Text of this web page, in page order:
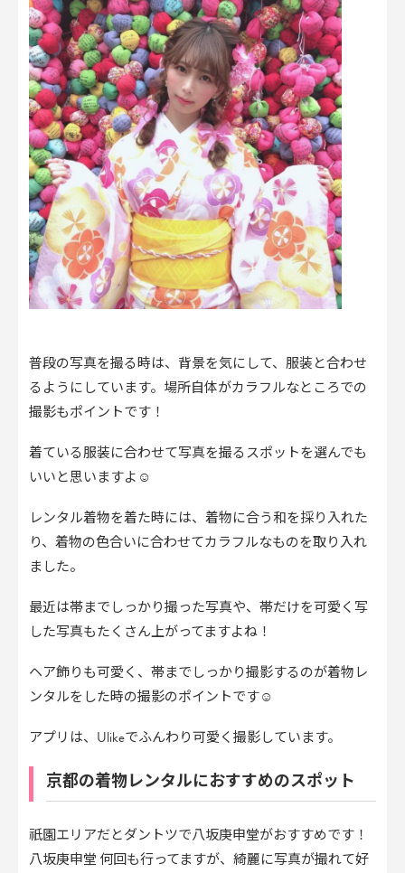
普段の写真を撮る時は、背景を気にして、服装と合わせ
るようにしています。場所自体がカラフルなところでの
撮影もポイントです！
着ている服装に合わせて写真を撮るスポットを選んでも
いいと思いますよ☺︎
レンタル着物を着た時には、着物に合う和を採り入れた
り、着物の色合いに合わせてカラフルなものを取り入れ
ました。
最近は帯までしっかり撮った写真や、帯だけを可愛く写
した写真もたくさん上がってますよね！
ヘア飾りも可愛く、帯までしっかり撮影するのが着物レ
ンタルをした時の撮影のポイントです☺︎
アプリは、Ulikeでふんわり可愛く撮影しています。
京都の着物レンタルにおすすめのスポット
祇園エリアだとダントツで八坂庚申堂がおすすめです！
八坂庚申堂 何回も行ってますが、綺麗に写真が撮れて好